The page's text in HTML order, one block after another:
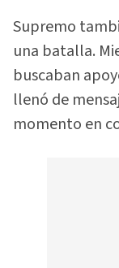
Supremo
una batalla.
buscaban
llenó de
momento en